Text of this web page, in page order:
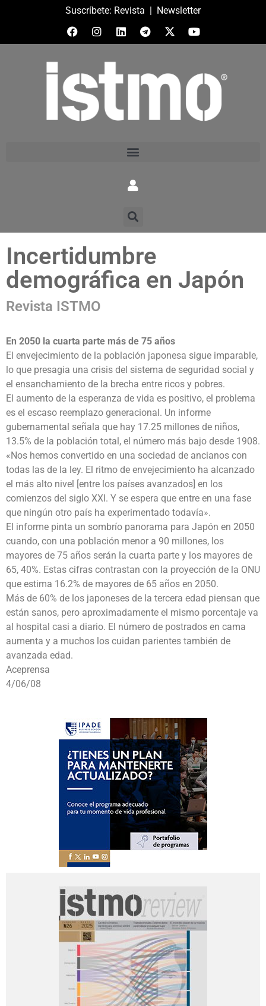
Suscríbete: Revista | Newsletter
Incertidumbre
demográfica en Japón
Revista ISTMO
En 2050 la cuarta parte más de 75 años
El envejecimiento de la población japonesa sigue imparable,
lo que presagia una crisis del sistema de seguridad social y
el ensanchamiento de la brecha entre ricos y pobres.
El aumento de la esperanza de vida es positivo, el problema
es el escaso reemplazo generacional. Un informe
gubernamental señala que hay 17.25 millones de niños,
13.5% de la población total, el número más bajo desde 1908.
«Nos hemos convertido en una sociedad de ancianos con
todas las de la ley. El ritmo de envejecimiento ha alcanzado
el más alto nivel [entre los países avanzados] en los
comienzos del siglo XXI. Y se espera que entre en una fase
que ningún otro país ha experimentado todavía».
El informe pinta un sombrío panorama para Japón en 2050
cuando, con una población menor a 90 millones, los
mayores de 75 años serán la cuarta parte y los mayores de
65, 40%. Estas cifras contrastan con la proyección de la ONU
que estima 16.2% de mayores de 65 años en 2050.
Más de 60% de los japoneses de la tercera edad piensan que
están sanos, pero aproximadamente el mismo porcentaje va
al hospital casi a diario. El número de postrados en cama
aumenta y a muchos los cuidan parientes también de
avanzada edad.
Aceprensa
4/06/08